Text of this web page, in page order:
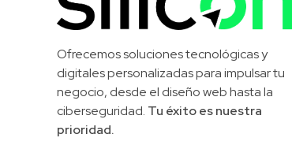
Ofrecemos soluciones tecnológicas y
digitales personalizadas para impulsar tu
negocio, desde el diseño web hasta la
ciberseguridad. Tu éxito es nuestra
prioridad.